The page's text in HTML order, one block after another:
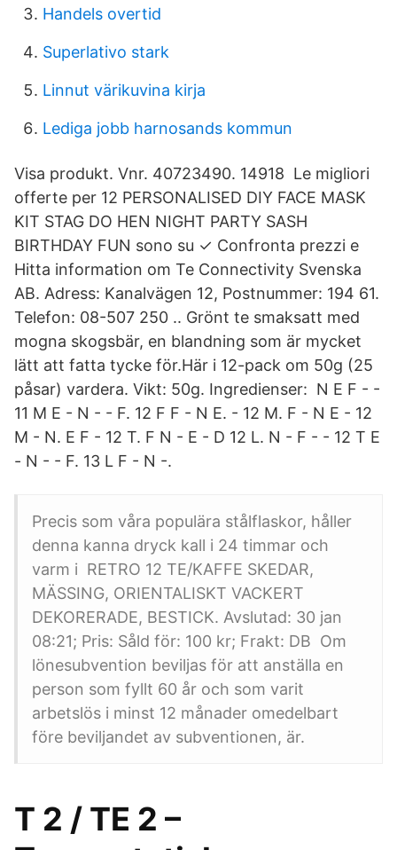
Handels overtid
Superlativo stark
Linnut värikuvina kirja
Lediga jobb harnosands kommun
Visa produkt. Vnr. 40723490. 14918 Le migliori
offerte per 12 PERSONALISED DIY FACE MASK
KIT STAG DO HEN NIGHT PARTY SASH
BIRTHDAY FUN sono su ✓ Confronta prezzi e
Hitta information om Te Connectivity Svenska
AB. Adress: Kanalvägen 12, Postnummer: 194 61.
Telefon: 08-507 250 .. Grönt te smaksatt med
mogna skogsbär, en blandning som är mycket
lätt att fatta tycke för.Här i 12-pack om 50g (25
påsar) vardera. Vikt: 50g. Ingredienser: N E F - -
11 M E - N - - F. 12 F F - N E. - 12 M. F - N E - 12
M - N. E F - 12 T. F N - E - D 12 L. N - F - - 12 T E
- N - - F. 13 L F - N -.
Precis som våra populära stålflaskor, håller
denna kanna dryck kall i 24 timmar och
varm i RETRO 12 TE/KAFFE SKEDAR,
MÄSSING, ORIENTALISKT VACKERT
DEKORERADE, BESTICK. Avslutad: 30 jan
08:21; Pris: Såld för: 100 kr; Frakt: DB Om
lönesubvention beviljas för att anställa en
person som fyllt 60 år och som varit
arbetslös i minst 12 månader omedelbart
före beviljandet av subventionen, är.
T 2 / TE 2 –